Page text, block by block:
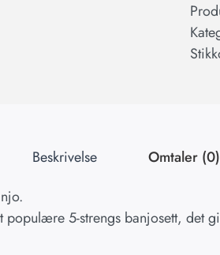
Beskrivelse Omtaler (0)
populære 5-strengs banjosett, det